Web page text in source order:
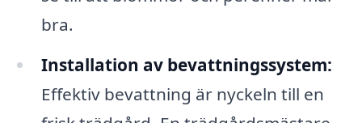
bra.
Installation av bevattningssystem:
Effektiv bevattning är nyckeln till en